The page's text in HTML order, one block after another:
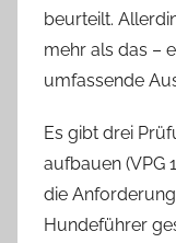
beurteilt.
mehr als das –
umfassende
Es gibt drei
aufbauen (VPG
die
Hundeführer